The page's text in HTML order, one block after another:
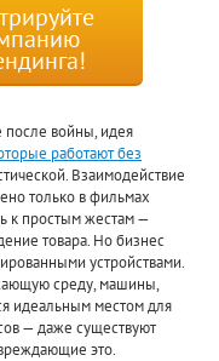
после войны, идея
работают без
Взаимодействие
только в фильмах
к простым жестам —
товара. Но бизнес
устройствами.
среду, машины,
идеальным местом для
— даже существуют
это.